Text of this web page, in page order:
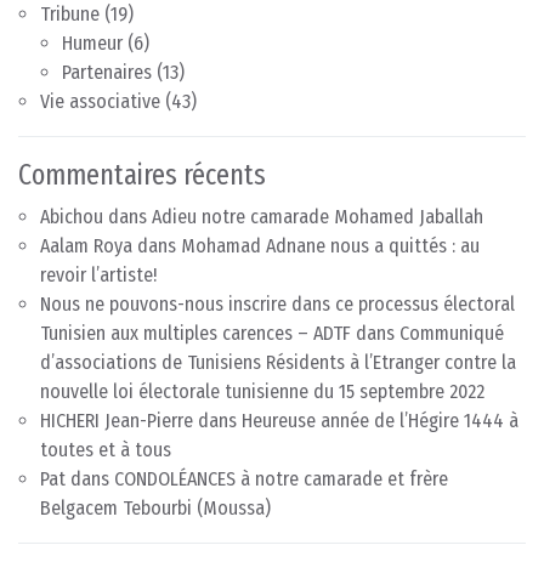
Tribune (19)
Humeur (6)
Partenaires (13)
Vie associative (43)
Commentaires récents
Abichou dans Adieu notre camarade Mohamed Jaballah
Aalam Roya dans Mohamad Adnane nous a quittés : au
revoir l’artiste!
Nous ne pouvons-nous inscrire dans ce processus électoral
Tunisien aux multiples carences – ADTF dans Communiqué
d’associations de Tunisiens Résidents à l’Etranger contre la
nouvelle loi électorale tunisienne du 15 septembre 2022
HICHERI Jean-Pierre dans Heureuse année de l’Hégire 1444 à
toutes et à tous
Pat dans CONDOLÉANCES à notre camarade et frère
Belgacem Tebourbi (Moussa)